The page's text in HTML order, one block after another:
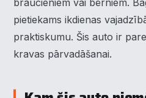
braucieniem vai bērniem.
pietiekams ikdienas
praktiskumu. Šis auto ir
kravas pārvadāšanai.